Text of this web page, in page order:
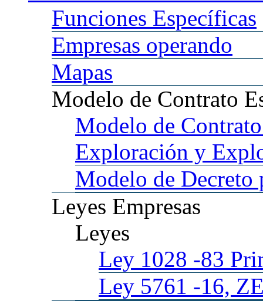
Funciones Específicas
Empresas operando
Mapas
Modelo de Contrato
Modelo de
Exploración y
Modelo de Decreto
Leyes Empresas
Leyes
Ley 1028 -83
Ley 5761 -16,